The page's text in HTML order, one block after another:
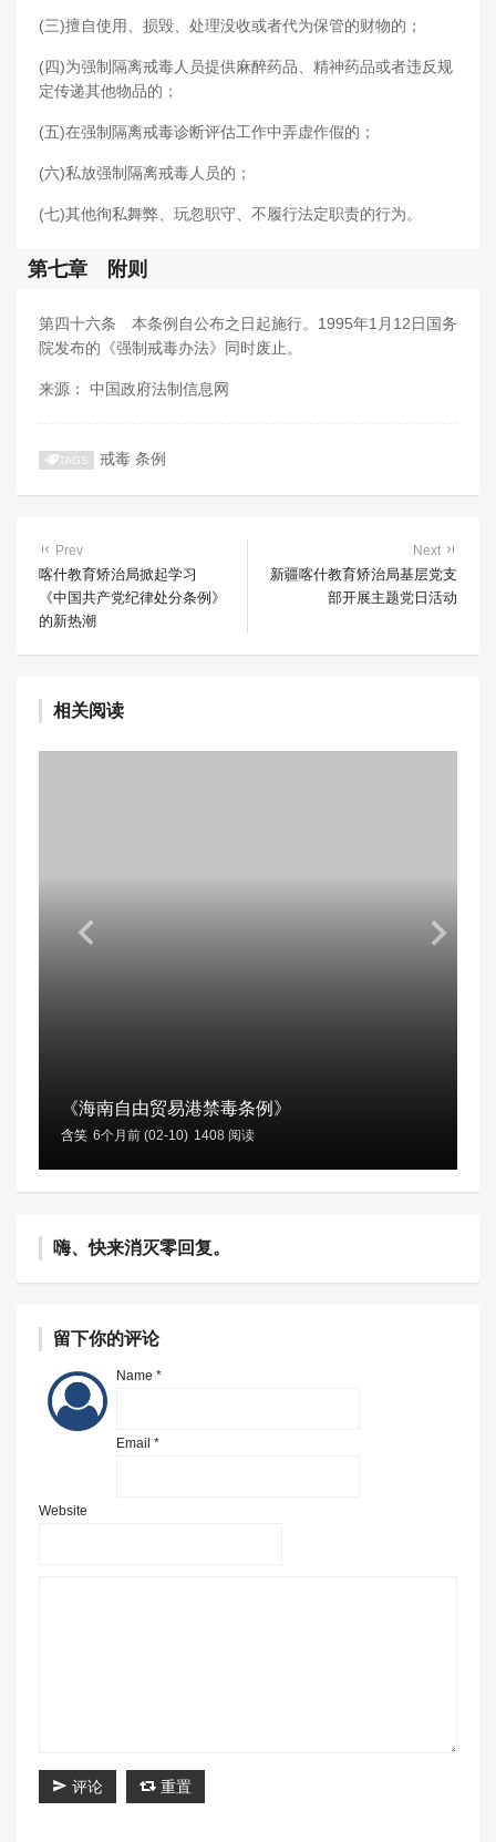
(三)擅自使用、损毁、处理没收或者代为保管的财物的；
(四)为强制隔离戒毒人员提供麻醉药品、精神药品或者违反规
定传递其他物品的；
(五)在强制隔离戒毒诊断评估工作中弄虚作假的；
(六)私放强制隔离戒毒人员的；
(七)其他徇私舞弊、玩忽职守、不履行法定职责的行为。
第七章 附则
第四十六条 本条例自公布之日起施行。1995年1月12日国务
院发布的《强制戒毒办法》同时废止。
来源： 中国政府法制信息网
TAGS 戒毒 条例
Prev
喀什教育矫治局掀起学习
《中国共产党纪律处分条例》
的新热潮
Next
新疆喀什教育矫治局基层党支
部开展主题党日活动
相关阅读
《海南自由贸易港禁毒条例》
含笑 6个月前 (02-10) 1408 阅读
嗨、快来消灭零回复。
留下你的评论
Name *
Email *
Website
评论 重置